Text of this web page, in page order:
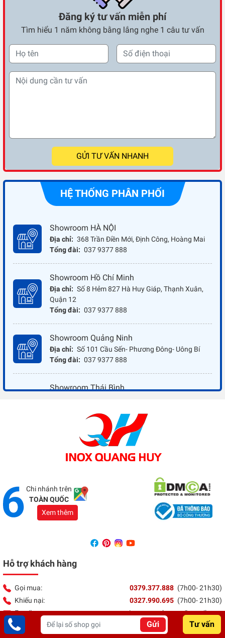
Đăng ký tư vấn miễn phí
Tìm hiểu 1 năm không bằng lắng nghe 1 câu tư vấn
GỬI TƯ VẤN NHANH
HỆ THỐNG PHÂN PHỐI
Showroom HÀ NỘI
Địa chỉ: 368 Trần Điền Mới, Định Công, Hoàng Mai
Tổng đài: 037 9377 888
Showroom Hồ Chí Minh
Địa chỉ: Số 8 Hẻm 827 Hà Huy Giáp, Thạnh Xuân,
Quận 12
Tổng đài: 037 9377 888
Showroom Quảng Ninh
Địa chỉ: Số 101 Cầu Sến- Phương Đông- Uông Bí
Tổng đài: 037 9377 888
Showroom Thái Bình
037 9377 888
Showroom Đồng Nai
Địa chỉ: 1066 - QL 51 Tổ 3- Ấp Đồng- Phước Tân-
Chi nhánh trên
TOÀN QUỐC
Xem thêm
Hỗ trợ khách hàng
Gọi mua: 0379.377.888 (7h00- 21h30)
Khiếu nại:
0327.990.695 (7h00- 21h30)
Email:
inoxquanghuy.vn@gmail.com
Liên hệ bảo hành
Gửi Tư vấn